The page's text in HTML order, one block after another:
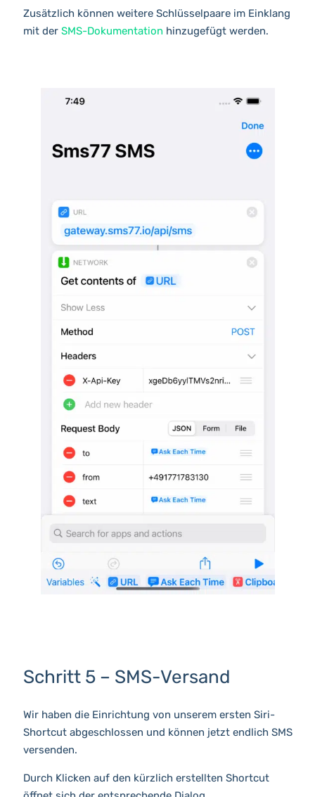
Zusätzlich können weitere Schlüsselpaare im Einklang
mit der SMS-Dokumentation hinzugefügt werden.
Schritt 5 – SMS-Versand
Wir haben die Einrichtung von unserem ersten Siri-
Shortcut abgeschlossen und können jetzt endlich SMS
versenden.
Durch Klicken auf den kürzlich erstellten Shortcut